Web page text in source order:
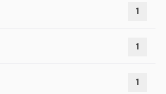
1
1
1